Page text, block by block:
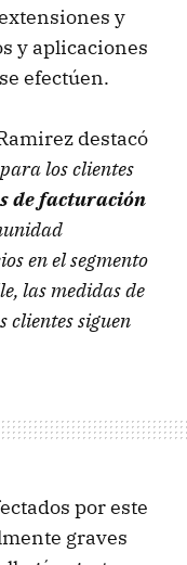
y
y aplicaciones
efectúen.
destacó
los clientes
de facturación
en el segmento
las medidas de
clientes siguen
por este
graves